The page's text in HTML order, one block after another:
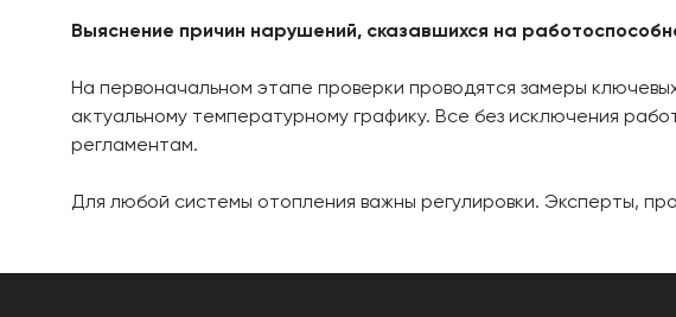
Выяснение причин нарушений, сказавшихся на
На первоначальном этапе проверки проводятся замеры
актуальному температурному графику. Все без исключения
регламентам.
Для любой системы отопления важны регулировки. Эксперты,